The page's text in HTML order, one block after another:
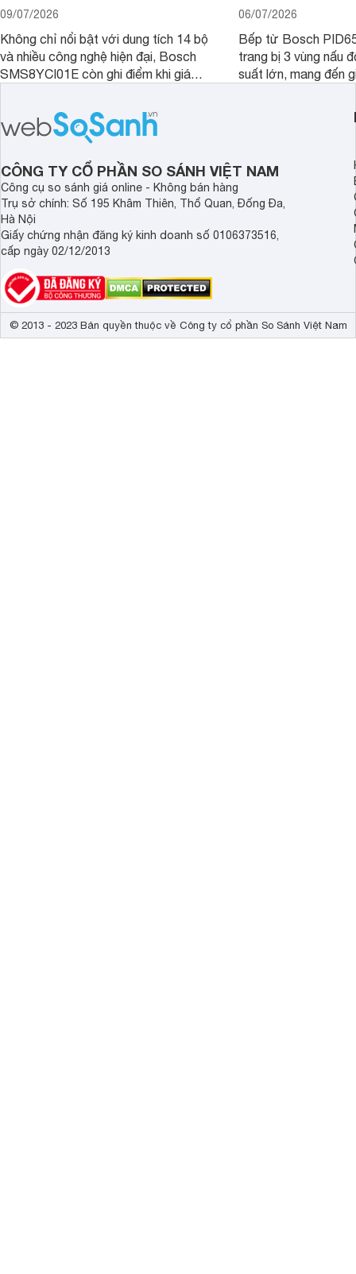
09/07/2026
Không chỉ nổi bật với dung tích 14 bộ
và nhiều công nghệ hiện đại, Bosch
SMS8YCI01E còn ghi điểm khi giá
thời điểm mới mở bán, mang lại tỷ lệ
giá trị/chi phí hấp dẫn hơn cho người
dùng đang tìm kiếm một mẫu máy rửa
bát cao cấp.
06/07/2026
Bếp từ Bosch
trang bị 3 vùng nấu
suất lớn, mang đến
CÔNG TY CỔ PHẦN SO SÁNH VIỆT NAM
Công cụ so sánh giá online - Không bán hàng
Trụ sở chính: Số 195 Khâm Thiên, Thổ Quan, Đống Đa,
Hà Nội
Giấy chứng nhận đăng ký kinh doanh số 0106373516,
cấp ngày 02/12/2013
© 2013 - 2023 Bản quyền thuộc về Công ty cổ phần So Sánh Việt Nam